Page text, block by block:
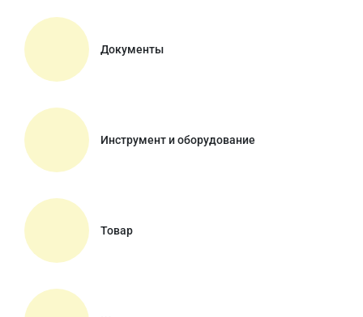
Документы
Инструмент и оборудование
Товар